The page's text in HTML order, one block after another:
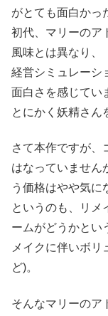
がとても面白かっ
初代、マリーのア
風味とは異なり、
経営シミュレーシ
面白さを感じてい
とにかく妖精さ
さて本作ですが、
はなっていません
う価格はやや気に
というのも、リメ
ームがどうかとい
メイクに伴いボリ
ど)。
そんなマリーのア